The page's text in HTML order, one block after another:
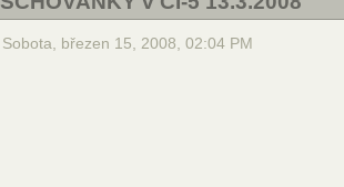
Sobota, březen 15, 2008, 02:04 PM